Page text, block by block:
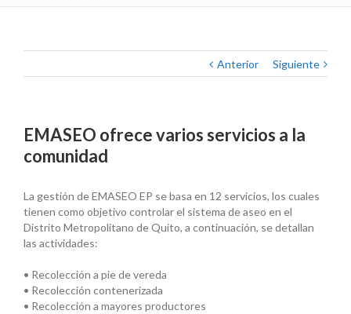
Anterior Siguiente
EMASEO ofrece varios servicios a la
comunidad
La gestión de EMASEO EP se basa en 12 servicios, los cuales
tienen como objetivo controlar el sistema de aseo en el
Distrito Metropolitano de Quito, a continuación, se detallan
las actividades:
• Recolección a pie de vereda
• Recolección contenerizada
• Recolección a mayores productores